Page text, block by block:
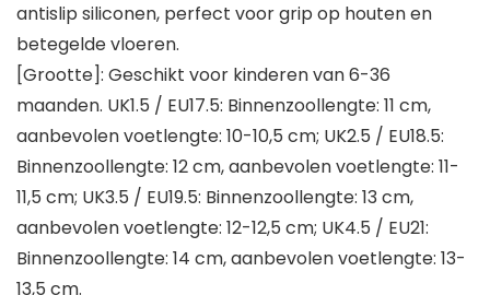
antislip siliconen, perfect voor grip op houten en
betegelde vloeren.
[Grootte]: Geschikt voor kinderen van 6-36
maanden. UK1.5 / EU17.5: Binnenzoollengte: 11 cm,
aanbevolen voetlengte: 10-10,5 cm; UK2.5 / EU18.5:
Binnenzoollengte: 12 cm, aanbevolen voetlengte: 11-
11,5 cm; UK3.5 / EU19.5: Binnenzoollengte: 13 cm,
aanbevolen voetlengte: 12-12,5 cm; UK4.5 / EU21:
Binnenzoollengte: 14 cm, aanbevolen voetlengte: 13-
13,5 cm.